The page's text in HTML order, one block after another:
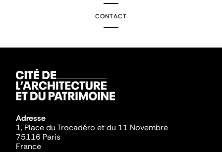
CONTACT
Adresse
1, Place du Trocadéro et du 11 Novembre
75116 Paris
France